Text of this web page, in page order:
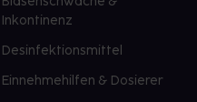
Inkontinenz
Desinfektionsmittel
Einnehmehilfen & Dosierer